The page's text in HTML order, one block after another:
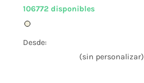
106772 disponibles
Desde:
(sin personalizar)